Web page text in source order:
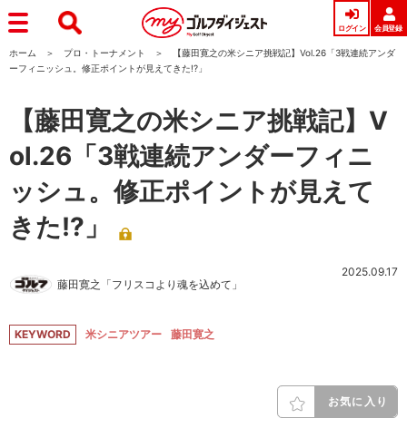
ログイン 会員登録
ホーム プロ・トーナメント
【藤田寛之の米シニア挑戦記】Vol.26「3戦連続アンダ
ーフィニッシュ。修正ポイントが見えてきた!?」
【藤田寛之の米シニア挑戦記】V
ol.26「3戦連続アンダーフィニ
ッシュ。修正ポイントが見えて
きた!?」
藤田寛之「フリスコより魂を込めて」
2025.09.17
KEYWORD 米シニアツアー 藤田寛之
お気に入り